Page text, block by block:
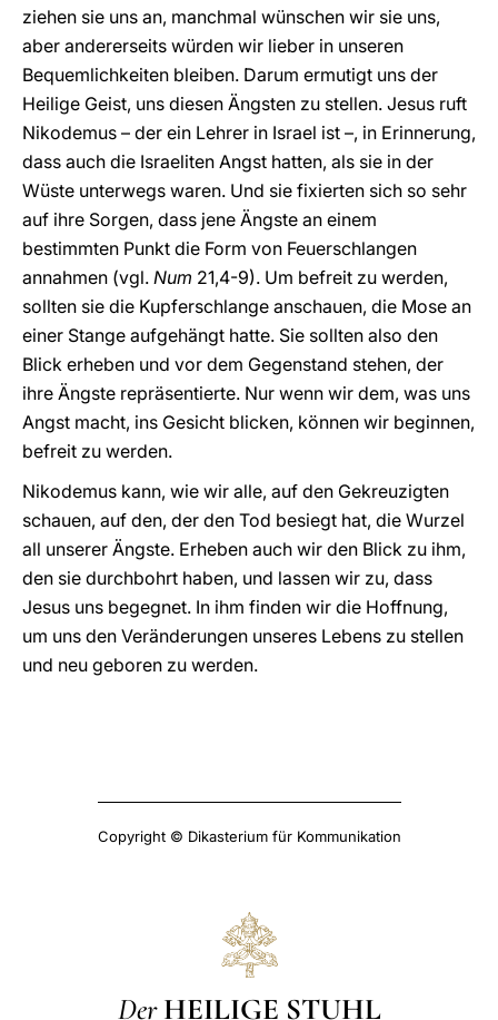
ziehen sie uns an, manchmal wünschen wir sie uns,
aber andererseits würden wir lieber in unseren
Bequemlichkeiten bleiben. Darum ermutigt uns der
Heilige Geist, uns diesen Ängsten zu stellen. Jesus ruft
Nikodemus – der ein Lehrer in Israel ist –, in Erinnerung,
dass auch die Israeliten Angst hatten, als sie in der
Wüste unterwegs waren. Und sie fixierten sich so sehr
auf ihre Sorgen, dass jene Ängste an einem
bestimmten Punkt die Form von Feuerschlangen
annahmen (vgl. Num 21,4-9). Um befreit zu werden,
sollten sie die Kupferschlange anschauen, die Mose an
einer Stange aufgehängt hatte. Sie sollten also den
Blick erheben und vor dem Gegenstand stehen, der
ihre Ängste repräsentierte. Nur wenn wir dem, was uns
Angst macht, ins Gesicht blicken, können wir beginnen,
befreit zu werden.
Nikodemus kann, wie wir alle, auf den Gekreuzigten
schauen, auf den, der den Tod besiegt hat, die Wurzel
all unserer Ängste. Erheben auch wir den Blick zu ihm,
den sie durchbohrt haben, und lassen wir zu, dass
Jesus uns begegnet. In ihm finden wir die Hoffnung,
um uns den Veränderungen unseres Lebens zu stellen
und neu geboren zu werden.
Copyright © Dikasterium für Kommunikation
Der HEILIGE STUHL